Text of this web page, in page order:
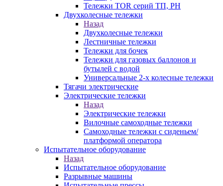
Тележки TOR серий ТП, PH
Двухколесные тележки
Назад
Двухколесные тележки
Лестничные тележки
Тележки для бочек
Тележки для газовых баллонов и
бутылей с водой
Универсальные 2-х колесные тележки
Тягачи электрические
Электрические тележки
Назад
Электрические тележки
Вилочные самоходные тележки
Самоходные тележки с сиденьем/
платформой оператора
Испытательное оборудование
Назад
Испытательное оборудование
Разрывные машины